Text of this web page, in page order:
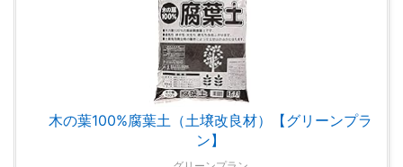
木の葉100%腐葉土（土壌改良材）【グリーンプラ
ン】